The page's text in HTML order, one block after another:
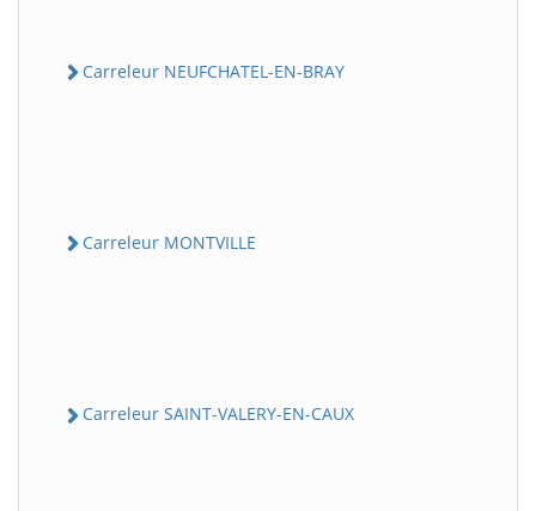
Carreleur NEUFCHATEL-EN-BRAY
Carreleur MONTVILLE
Carreleur SAINT-VALERY-EN-CAUX